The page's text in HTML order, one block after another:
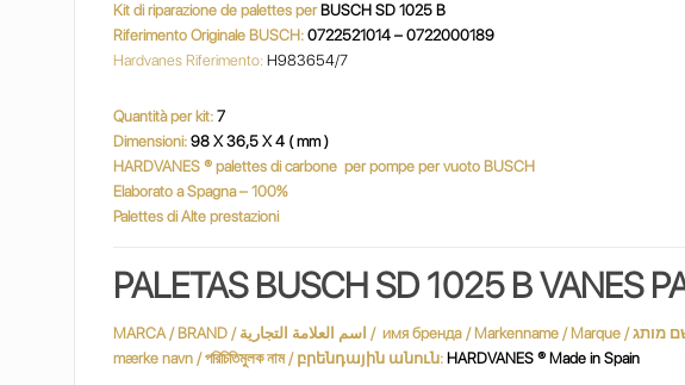
Kit di riparazione de palettes per BUSCH SD 1025 B
Riferimento Originale BUSCH:0722521014 – 0722000189
Hardvanes Riferimento: H983654/7
Quantità per kit:7
Dimensioni: 98 X 36,5 X 4 ( mm )
HARDVANES ® palettes di carbone per pompe per vuoto BUSCH
Elaborato a Spagna – 100%
Palettes di Alte prestazioni
PALETAS BUSCH SD 1025 BVANES
MARCA / BRAND / اسم العلامة التجارية / имя бренда / Markenname / Marque / שם מותג / márkanév / marchio / ブランド名 / merknaam / Nazwa handlowa / nume de marcă / varumärke / marka adı / Марка /
mærke navn / পরিচিতিমুলক নাম / բրենդային անուն: HARDVANES ® Made in Spain